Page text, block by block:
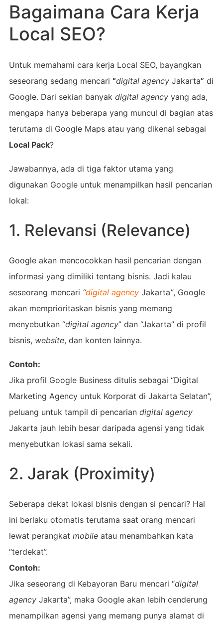
Bagaimana Cara Kerja
Local SEO?
Untuk memahami cara kerja Local SEO, bayangkan
seseorang sedang mencari “digital agency Jakarta” di
Google. Dari sekian banyak digital agency yang ada,
mengapa hanya beberapa yang muncul di bagian atas
terutama di Google Maps atau yang dikenal sebagai
Local Pack?
Jawabannya, ada di tiga faktor utama yang
digunakan Google untuk menampilkan hasil pencarian
lokal:
1. Relevansi (Relevance)
Google akan mencocokkan hasil pencarian dengan
informasi yang dimiliki tentang bisnis. Jadi kalau
seseorang mencari “digital agency Jakarta”, Google
akan memprioritaskan bisnis yang memang
menyebutkan “digital agency” dan “Jakarta” di profil
bisnis, website, dan konten lainnya.
Contoh:
Jika profil Google Business ditulis sebagai “Digital
Marketing Agency untuk Korporat di Jakarta Selatan”,
peluang untuk tampil di pencarian digital agency
Jakarta jauh lebih besar daripada agensi yang tidak
menyebutkan lokasi sama sekali.
2. Jarak (Proximity)
Seberapa dekat lokasi bisnis dengan si pencari? Hal
ini berlaku otomatis terutama saat orang mencari
lewat perangkat mobile atau menambahkan kata
“terdekat”.
Contoh:
Jika seseorang di Kebayoran Baru mencari “digital
agencyJakarta”, maka Google akan lebih cenderung
menampilkan agensi yang memang punya alamat di